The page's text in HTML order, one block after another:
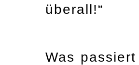
überall!“
Was